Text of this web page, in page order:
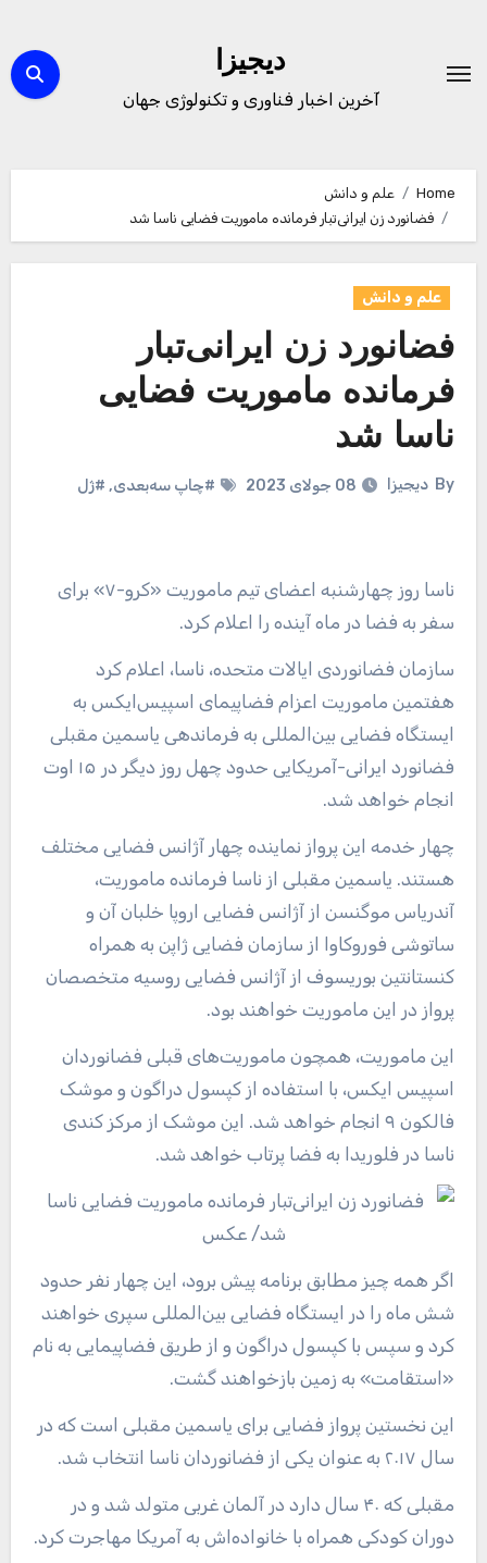
content
دیجیزا
آخرین اخبار فناوری و تکنولوژی جهان
Home
علم و دانش
فضانورد زن ایرانی‌تبار فرمانده ماموریت فضایی ناسا شد
علم و دانش
فضانورد زن ایرانی‌تبار
فرمانده ماموریت فضایی
ناسا شد
By دیجیزا 08 جولای 2023 #چاپ سه‌بعدی, #ژل
ناسا روز چهارشنبه اعضای تیم ماموریت «کرو-۷» برای
سفر به فضا در ماه آینده را اعلام کرد.
سازمان فضانوردی ایالات متحده، ناسا، اعلام کرد
هفتمین ماموریت اعزام فضاپیمای اسپیس‌ایکس به
ایستگاه فضایی بین‌المللی به فرماندهی یاسمین مقبلی
فضانورد ایرانی-آمریکایی حدود چهل روز دیگر در ۱۵ اوت
انجام خواهد شد.
چهار خدمه این پرواز نماینده چهار آژانس فضایی مختلف
هستند. یاسمین مقبلی از ناسا فرمانده ماموریت،
آندریاس موگنسن از آژانس فضایی اروپا خلبان آن و
ساتوشی فوروکاوا از سازمان فضایی ژاپن به همراه
کنستانتین بوریسوف از آژانس فضایی روسیه متخصصان
پرواز در این ماموریت خواهند بود.
این ماموریت، همچون ماموریت‌های قبلی فضانوردان
اسپیس ایکس، با استفاده از کپسول دراگون و موشک
فالکون ۹ انجام خواهد شد. این موشک از مرکز کندی
ناسا در فلوریدا به فضا پرتاب خواهد شد.
اگر همه چیز مطابق برنامه پیش برود، این چهار نفر حدود
شش ماه را در ایستگاه فضایی بین‌المللی سپری خواهند
کرد و سپس با کپسول دراگون و از طریق فضاپیمایی به نام
«استقامت» به زمین بازخواهند گشت.
این نخستین پرواز فضایی برای یاسمین مقبلی است که در
سال ۲۰۱۷ به عنوان یکی از فضانوردان ناسا انتخاب شد.
مقبلی که ۴۰ سال دارد در آلمان غربی متولد شد و در
دوران کودکی همراه با خانواده‌اش به آمریکا مهاجرت کرد.